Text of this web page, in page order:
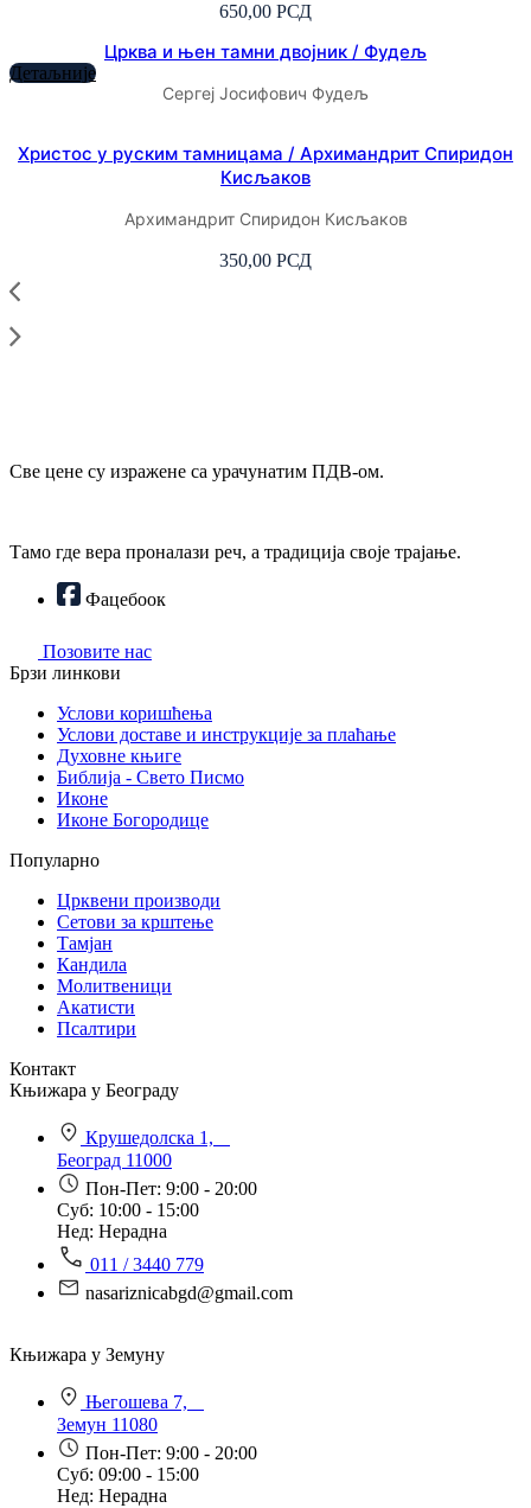
650,00 РСД
Црква и њен тамни двојник / Фудељ
Сергеј Јосифович Фудељ
Детаљније
Христос у руским тамницама / Архимандрит Спиридон
Кисљаков
Архимандрит Спиридон Кисљаков
350,00 РСД
Све цене су изражене са урачунатим ПДВ-ом.
Тамо где вера проналази реч, а традиција своје трајање.
Фацебоок
Позовите нас
Брзи линкови
Услови коришћења
Услови доставе и инструкције за плаћање
Духовне књиге
Библија - Свето Писмо
Иконе
Иконе Богородице
Популарно
Црквени производи
Сетови за крштење
Тамјан
Кандила
Молитвеници
Акатисти
Псалтири
Контакт
Књижара у Београду
Крушедолска 1,
Београд 11000
Пон-Пет: 9:00 - 20:00
Суб: 10:00 - 15:00
Нед: Нерадна
011 / 3440 779
nasariznicabgd@gmail.com
Књижара у Земуну
Његошева 7,
Земун 11080
Пон-Пет: 9:00 - 20:00
Суб: 09:00 - 15:00
Нед: Нерадна